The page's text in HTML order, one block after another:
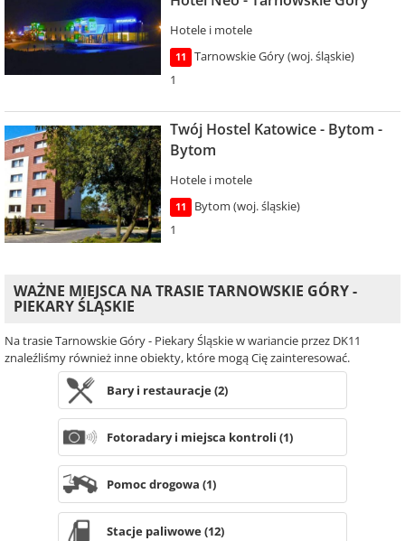
Hotele i motele
11
Tarnowskie Góry (woj. śląskie)
1
Twój Hostel Katowice - Bytom -
Bytom
Hotele i motele
11
Bytom (woj. śląskie)
1
WAŻNE MIEJSCA NA TRASIE TARNOWSKIE GÓRY -
PIEKARY ŚLĄSKIE
Na trasie Tarnowskie Góry - Piekary Śląskie w wariancie przez DK11
znaleźliśmy również inne obiekty, które mogą Cię zainteresować.
Bary i restauracje (2)
Fotoradary i miejsca kontroli (1)
Pomoc drogowa (1)
Stacje paliwowe (12)